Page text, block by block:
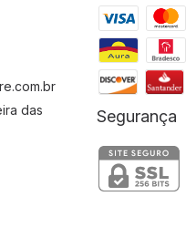
das
Segurança